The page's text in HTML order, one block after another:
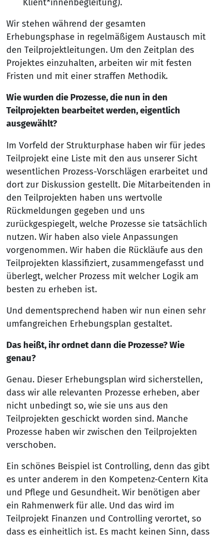
Klient*innenbegleitung).
Wir stehen während der gesamten
Erhebungsphase in regelmäßigem Austausch mit
den Teilprojektleitungen. Um den Zeitplan des
Projektes einzuhalten, arbeiten wir mit festen
Fristen und mit einer straffen Methodik.
Wie wurden die Prozesse, die nun in den
Teilprojekten bearbeitet werden, eigentlich
ausgewählt?
Im Vorfeld der Strukturphase haben wir für jedes
Teilprojekt eine Liste mit den aus unserer Sicht
wesentlichen Prozess-Vorschlägen erarbeitet und
dort zur Diskussion gestellt. Die Mitarbeitenden in
den Teilprojekten haben uns wertvolle
Rückmeldungen gegeben und uns
zurückgespiegelt, welche Prozesse sie tatsächlich
nutzen. Wir haben also viele Anpassungen
vorgenommen. Wir haben die Rückläufe aus den
Teilprojekten klassifiziert, zusammengefasst und
überlegt, welcher Prozess mit welcher Logik am
besten zu erheben ist.
Und dementsprechend haben wir nun einen sehr
umfangreichen Erhebungsplan gestaltet.
Das heißt, ihr ordnet dann die Prozesse? Wie
genau?
Genau. Dieser Erhebungsplan wird sicherstellen,
dass wir alle relevanten Prozesse erheben, aber
nicht unbedingt so, wie sie uns aus den
Teilprojekten geschickt worden sind. Manche
Prozesse haben wir zwischen den Teilprojekten
verschoben.
Ein schönes Beispiel ist Controlling, denn das gibt
es unter anderem in den Kompetenz-Centern Kita
und Pflege und Gesundheit. Wir benötigen aber
ein Rahmenwerk für alle. Und das wird im
Teilprojekt Finanzen und Controlling verortet, so
dass es einheitlich ist. Es macht keinen Sinn, dass